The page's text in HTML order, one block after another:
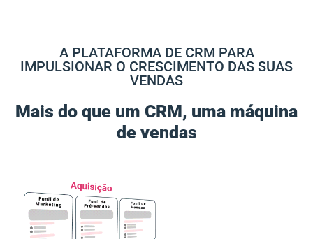
A PLATAFORMA DE CRM PARA
IMPULSIONAR O CRESCIMENTO DAS SUAS
VENDAS
Mais do que um CRM, uma máquina
de vendas